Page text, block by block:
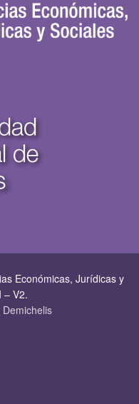
Económicas, Jurí­dicas y
– V2.